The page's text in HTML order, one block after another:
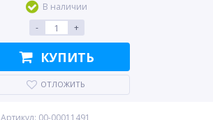
В наличии
-
+
КУПИТЬ
ОТЛОЖИТЬ
Артикул: 00-00011491